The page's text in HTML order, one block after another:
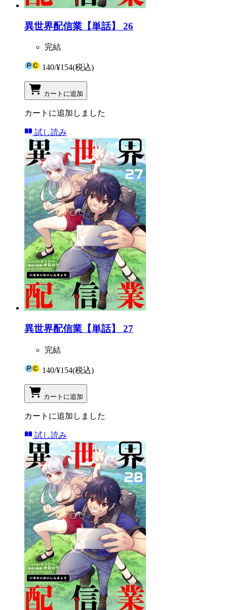
異世界配信業【単話】 26
完結
140/¥154(税込)
カートに追加
カートに追加しました
試し読み
異世界配信業【単話】 27
完結
140/¥154(税込)
カートに追加
カートに追加しました
試し読み